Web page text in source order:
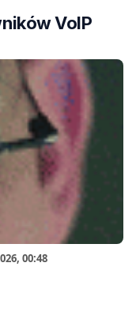
VoIP
00:48